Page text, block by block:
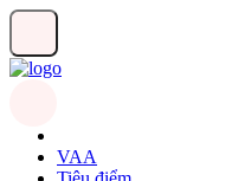
VAA